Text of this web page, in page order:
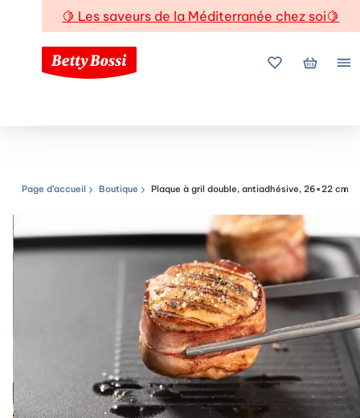
🍋 Les saveurs de la Méditerranée chez soi🍋
Mes favoris
Mon
Chemin de navigation
Page d’accueil Boutique Plaque à gril double, antiadhésive, 26×22 cm